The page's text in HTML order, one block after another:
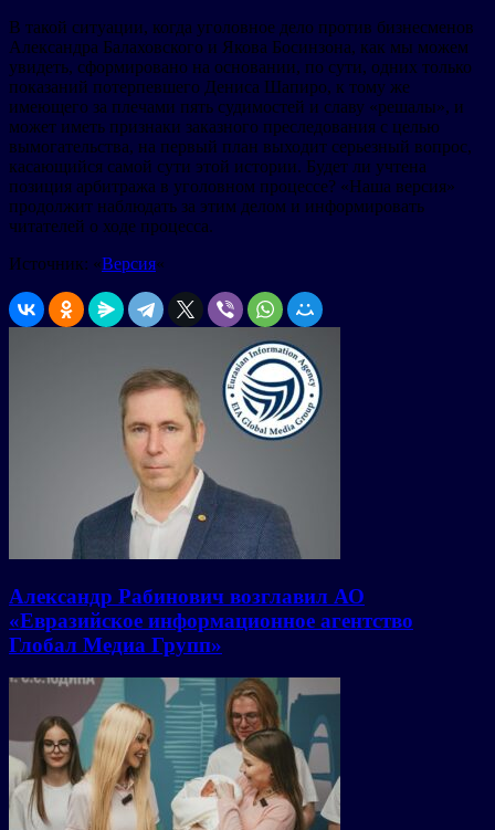
В такой ситуации, когда уголовное дело против бизнесменов
Александра Балаховского и Якова Босинзона, как мы можем
увидеть, сформировано на основании, по сути, одних только
показаний потерпевшего Дениса Шапиро, к тому же
имеющего за плечами пять судимостей и славу «решалы», и
может иметь признаки заказного преследования с целью
вымогательства, на первый план выходит серьезный вопрос,
касающийся самой сути этой истории. Будет ли учтена
позиция арбитража в уголовном процессе? «Наша версия»
продолжит наблюдать за этим делом и информировать
читателей о ходе процесса.
Источник: «Версия«
Александр Рабинович возглавил АО
«Евразийское информационное агентство
Глобал Медиа Групп»